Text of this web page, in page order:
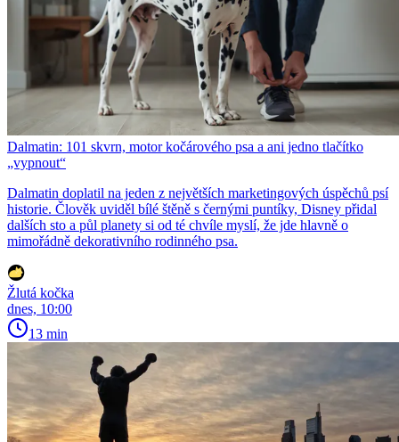
Dalmatin: 101 skvrn, motor kočárového psa a ani jedno tlačítko
„vypnout“
Dalmatin doplatil na jeden z největších marketingových úspěchů psí
historie. Člověk uviděl bílé štěně s černými puntíky, Disney přidal
dalších sto a půl planety si od té chvíle myslí, že jde hlavně o
mimořádně dekorativního rodinného psa.
Žlutá kočka
dnes, 10:00
13 min